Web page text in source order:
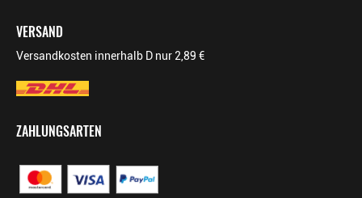
VERSAND
Versandkosten innerhalb D nur 2,89 €
ZAHLUNGSARTEN